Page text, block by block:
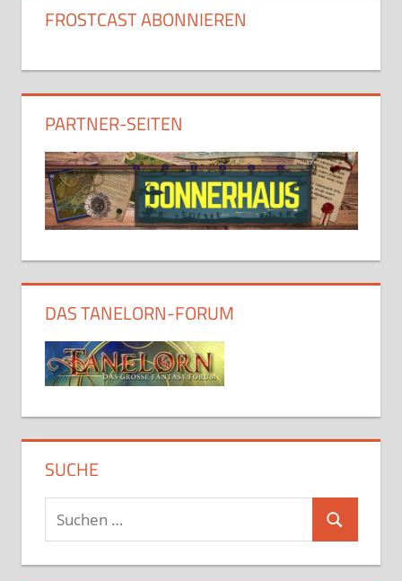
FROSTCAST ABONNIEREN
PARTNER-SEITEN
DAS TANELORN-FORUM
SUCHE
Suchen
nach:
Suchen